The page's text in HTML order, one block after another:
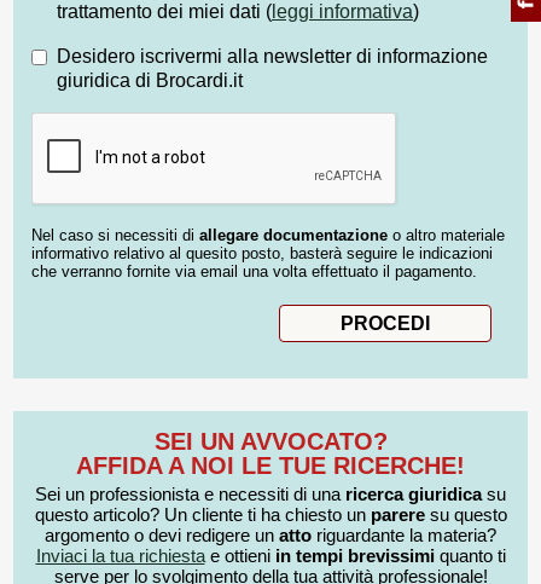
trattamento dei miei dati ( leggi informativa)
Desidero iscrivermi alla newsletter di informazione
giuridica di Brocardi.it
Nel caso si necessiti di allegare documentazione o altro materiale
informativo relativo al quesito posto, basterà seguire le indicazioni
che verranno fornite via email una volta effettuato il pagamento.
SEI UN AVVOCATO?
AFFIDA A NOI LE TUE RICERCHE!
Sei un professionista e necessiti di una ricerca giuridicasu
questo articolo? Un cliente ti ha chiesto un pareresu questo
argomento o devi redigere un atto riguardante la materia?
Inviaci la tua richiestae ottieni in tempi brevissimiquanto ti
serve per lo svolgimento della tua attività professionale!